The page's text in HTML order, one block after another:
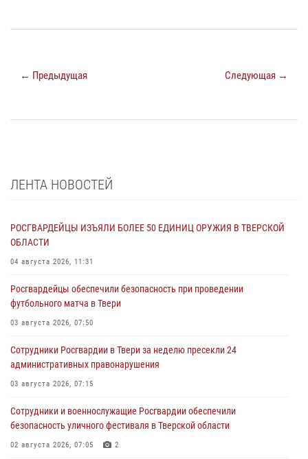
← Предыдущая Следующая →
ЛЕНТА НОВОСТЕЙ
РОСГВАРДЕЙЦЫ ИЗЪЯЛИ БОЛЕЕ 50 ЕДИНИЦ ОРУЖИЯ В ТВЕРСКОЙ
ОБЛАСТИ
04 августа 2026, 11:31
Росгвардейцы обеспечили безопасность при проведении
футбольного матча в Твери
03 августа 2026, 07:50
Сотрудники Росгвардии в Твери за неделю пресекли 24
административных правонарушения
03 августа 2026, 07:15
Сотрудники и военнослужащие Росгвардии обеспечили
безопасность уличного фестиваля в Тверской области
02 августа 2026, 07:05 2